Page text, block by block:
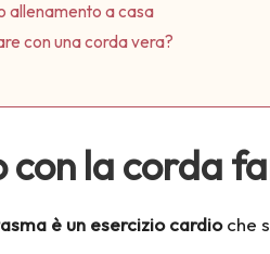
allenamento a casa
con una corda vera?
con la corda
è un esercizio cardioche